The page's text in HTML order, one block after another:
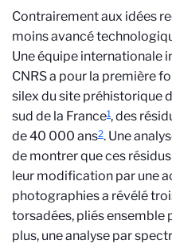
Contrairement aux idées
moins avancé
Une équipe internationale
CNRS a pour la première
silex du site préhistorique
sud de la France1, des
de 40 000 ans2. Une
de montrer que ces
leur modification par une
photographies a révélé
torsadées, pliés ensemble
plus, une analyse par